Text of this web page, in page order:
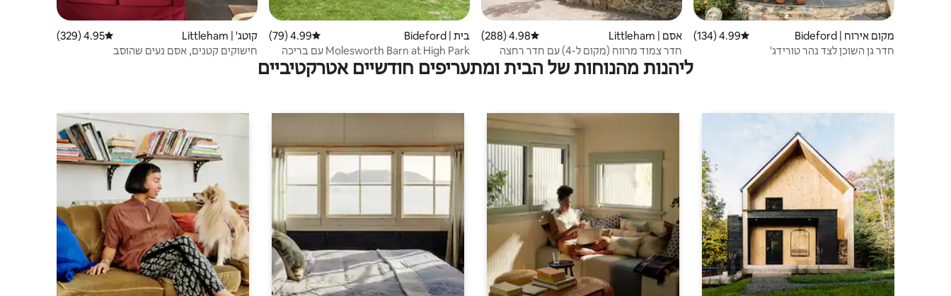
מקום אירוח | Bideford דירוג ממוצע של 4.99 מתוך 5, 134 ביקורות
4.99 (134)
חדר גן השוכן לצד נהר טורידג'
אסם | Littleham דירוג ממוצע של 4.98 מתוך 5, 288 ביקורות
4.98 (288)
חדר צמוד מרווח (מקום ל-4) עם חדר רחצה
צמוד.
בית | Bideford דירוג ממוצע של 4.99 מתוך 5, 79 ביקורות
4.99 (79)
Molesworth Barn at High Park עם בריכה
מקורה
קוטג' | Littleham דירוג ממוצע של 4.95 מתוך 5, 329 ביקורות
4.95 (329)
חישוקים קטנים, אסם נעים שהוסב
ליהנות מהנוחות של הבית ומתעריפים חודשיים אטרקטיביים